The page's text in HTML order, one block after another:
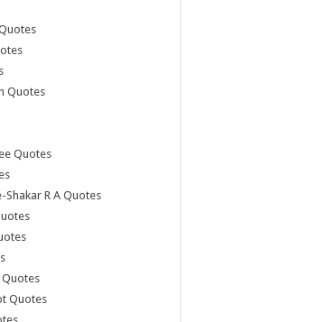
Quotes
Quotes
Shakar R A Quotes
Quotes
Quotes